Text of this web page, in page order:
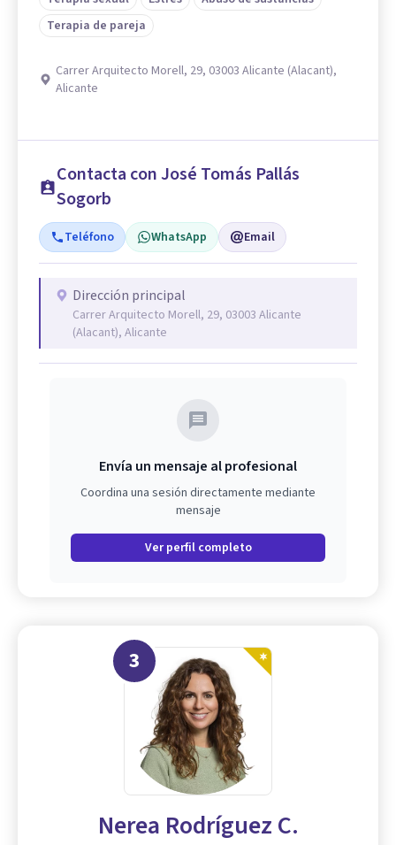
Terapia de pareja
Carrer Arquitecto Morell, 29, 03003 Alicante (Alacant),
Alicante
Contacta con José Tomás Pallás
Sogorb
Teléfono WhatsApp Email
Dirección principal
Carrer Arquitecto Morell, 29, 03003 Alicante
(Alacant), Alicante
Envía un mensaje al profesional
Coordina una sesión directamente mediante
mensaje
Ver perfil completo
3
Nerea Rodríguez C.